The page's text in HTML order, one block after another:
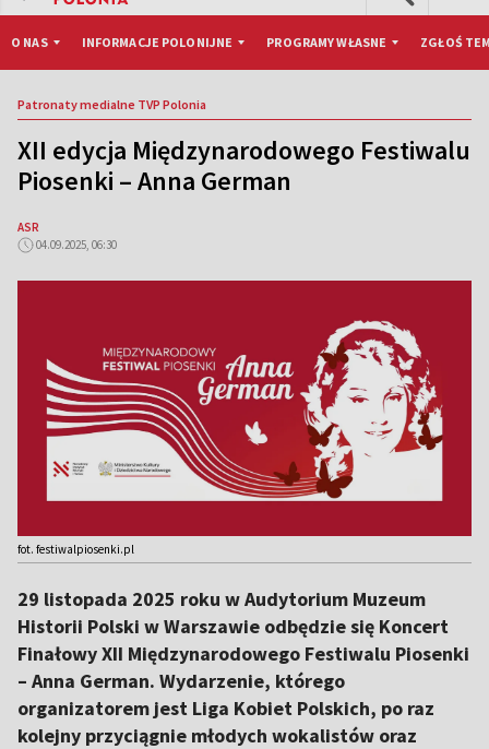
O NAS INFORMACJE POLONIJNE PROGRAMY WŁASNE ZGŁOŚ
Patronaty medialne TVP Polonia
XII edycja Międzynarodowego Festiwalu
Piosenki – Anna German
ASR
04.09.2025, 06:30
fot. festiwalpiosenki.pl
29 listopada 2025 roku w Audytorium Muzeum
Historii Polski w Warszawie odbędzie się Koncert
Finałowy XII Międzynarodowego Festiwalu Piosenki
– Anna German. Wydarzenie, którego
organizatorem jest Liga Kobiet Polskich, po raz
kolejny przyciągnie młodych wokalistów oraz